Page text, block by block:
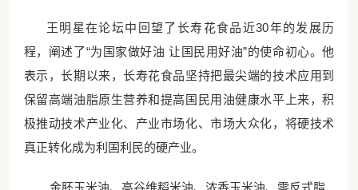
王明星在论坛中回望了长寿花食品近30年的发展历
程，阐述了“为国家做好油 让国民用好油”的使命初心。他
表示，长期以来，长寿花食品坚持把最尖端的技术应用到
保留高端油脂原生营养和提高国民用油健康水平上来，积
极推动技术产业化、产业市场化、市场大众化，将硬技术
真正转化成为利国利民的硬产业。
金胚玉米油、高谷维稻米油、浓香玉米油、零反式脂